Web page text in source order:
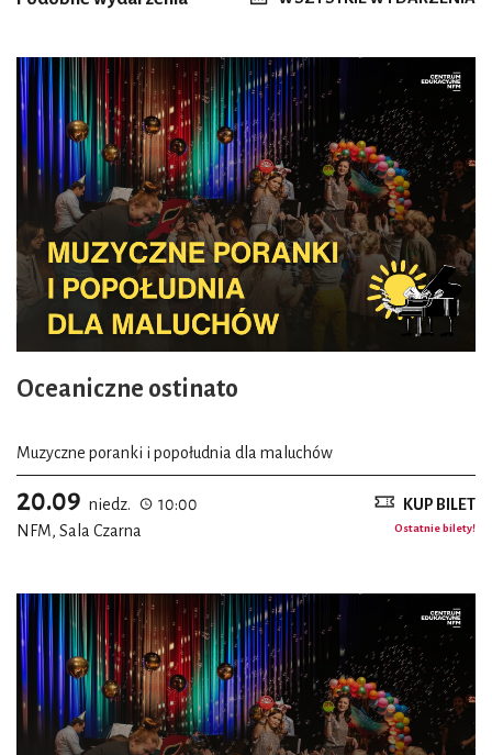
Oceaniczne ostinato
Muzyczne poranki i popołudnia dla maluchów
20.09 niedz.
10:00
NFM, Sala Czarna
KUP BILET
Ostatnie bilety!